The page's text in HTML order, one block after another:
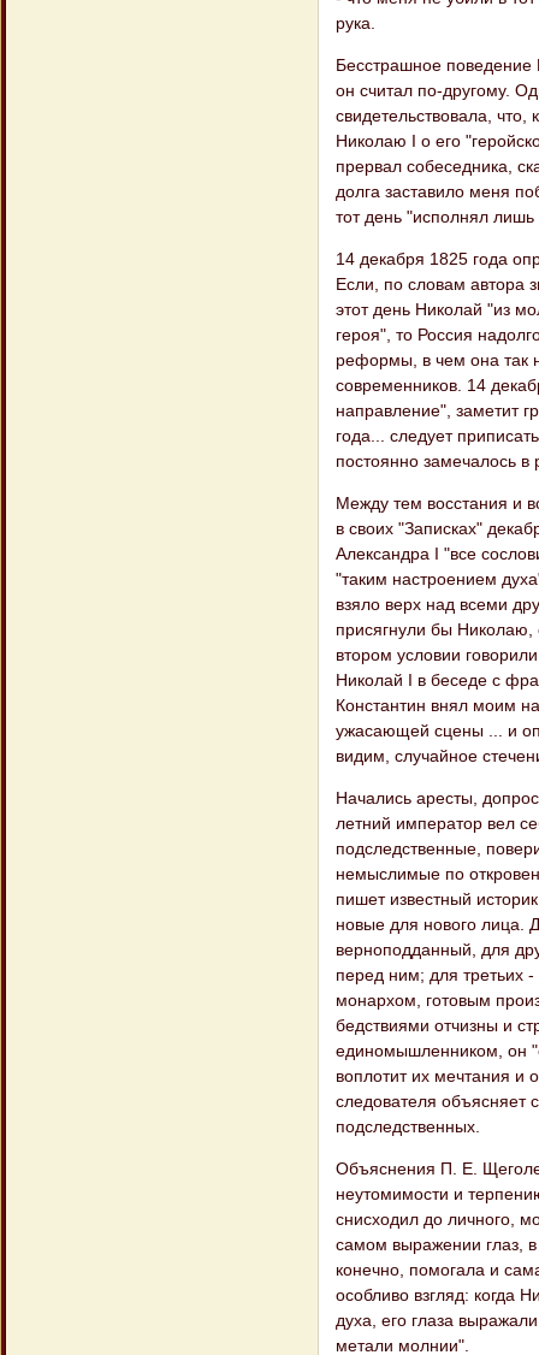
рука.
Бесстрашное
он считал по-другому.
свидетельствовала, что,
Николаю I о его
прервал собеседника,
долга заставило меня
тот день "исполнял лишь
14 декабря 1825 года
Если, по словам автора
этот день Николай "из
героя", то Россия
реформы, в чем она так
современников. 14
направление", заметит
года... следует
постоянно замечалось
Между тем восстания и
в своих "Записках"
Александра I "все
"таким настроением
взяло верх над всеми
присягнули бы
втором условии
Николай I в беседе с
Константин внял моим
ужасающей сцены ... и
видим, случайное
Начались аресты,
летний император вел
подследственные,
немыслимые по
пишет известный
новые для нового лица.
верноподданный, для
перед ним; для третьих
монархом, готовым
бедствиями отчизны и
единомышленником, он
воплотит их мечтания и
следователя объясняет
подследственных.
Объяснения П. Е.
неутомимости и
снисходил до личного,
самом выражении глаз, в
конечно, помогала и
особливо взгляд: когда
духа, его глаза
метали молнии".